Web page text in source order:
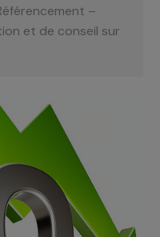
–
et de conseil sur